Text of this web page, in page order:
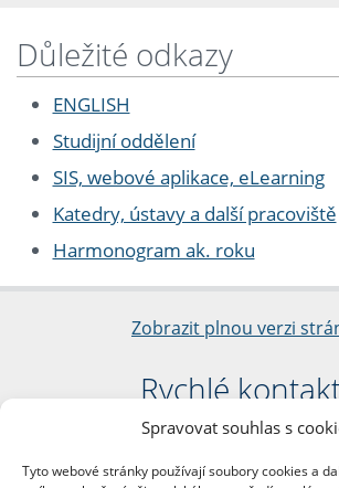
Spravovat souhlas s
Tyto webové stránky používají soubory cookies a
Důležité odkazy
ENGLISH
Studijní oddělení
SIS, webové aplikace, eLearning
Katedry, ústavy a další pracoviště
Harmonogram ak. roku
Zobrazit plnou verzi
Rychlé
Filozofická fakulta
nám. Jana Palacha 1/2